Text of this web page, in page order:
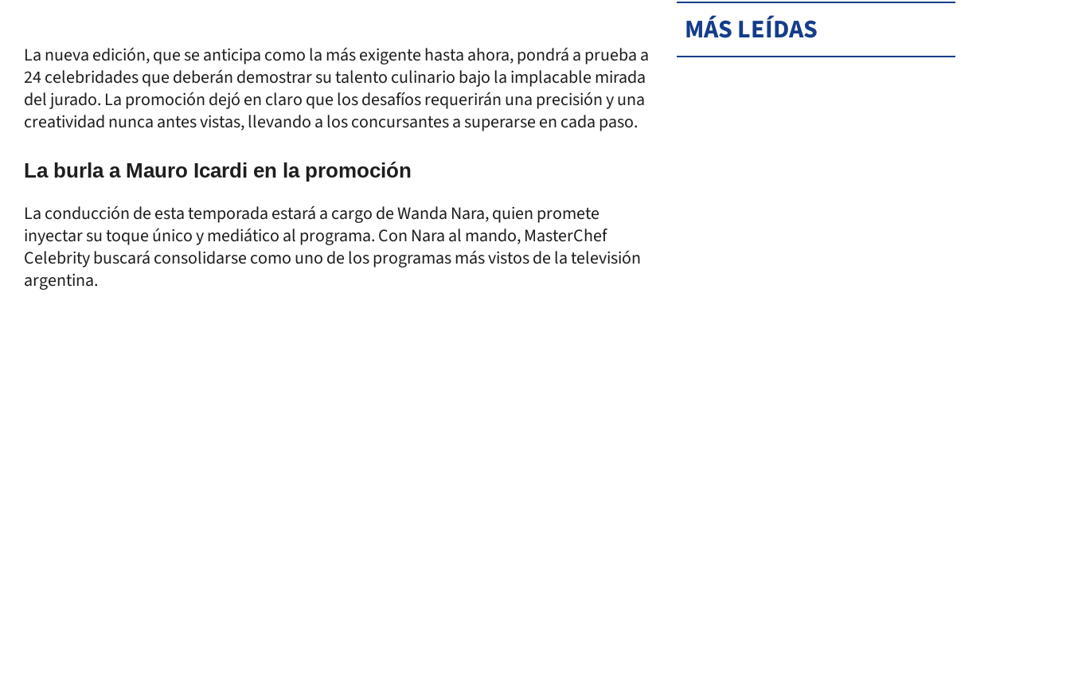
La nueva edición, que se anticipa como la más exigente hasta ahora, pondrá a prueba a
24 celebridades que deberán demostrar su talento culinario bajo la implacable mirada
del jurado. La promoción dejó en claro que los desafíos requerirán una precisión y una
creatividad nunca antes vistas, llevando a los concursantes a superarse en cada paso.
La burla a Mauro Icardi en la promoción
La conducción de esta temporada estará a cargo de Wanda Nara, quien promete
inyectar su toque único y mediático al programa. Con Nara al mando, MasterChef
Celebrity buscará consolidarse como uno de los programas más vistos de la televisión
argentina.
MÁS LEÍDAS